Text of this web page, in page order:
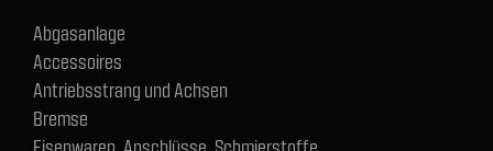
Abgasanlage
Accessoires
Antriebsstrang und Achsen
Bremse